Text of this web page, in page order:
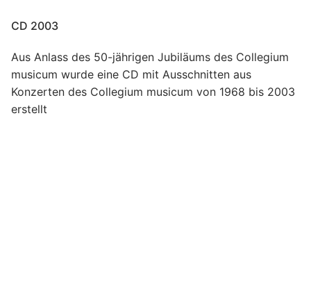
CD 2003
Aus Anlass des 50-jährigen Jubiläums des Collegium
musicum wurde eine CD mit Ausschnitten aus
Konzerten des Collegium musicum von 1968 bis 2003
erstellt